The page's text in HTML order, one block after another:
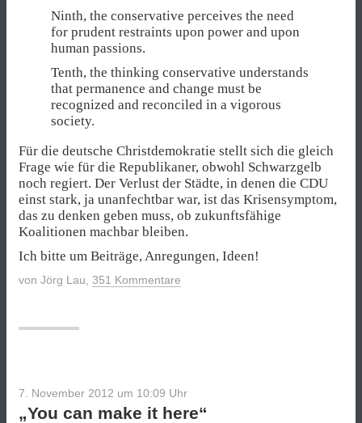
Ninth, the conservative perceives the need
for prudent restraints upon power and upon
human passions.
Tenth, the thinking conservative understands
that permanence and change must be
recognized and reconciled in a vigorous
society.
Für die deutsche Christdemokratie stellt sich die gleich
Frage wie für die Republikaner, obwohl Schwarzgelb
noch regiert. Der Verlust der Städte, in denen die CDU
einst stark, ja unanfechtbar war, ist das Krisensymptom,
das zu denken geben muss, ob zukunftsfähige
Koalitionen machbar bleiben.
Ich bitte um Beiträge, Anregungen, Ideen!
von Jörg Lau 351 Kommentare
7. November 2012 um 10:09 Uhr
„You can make it here“